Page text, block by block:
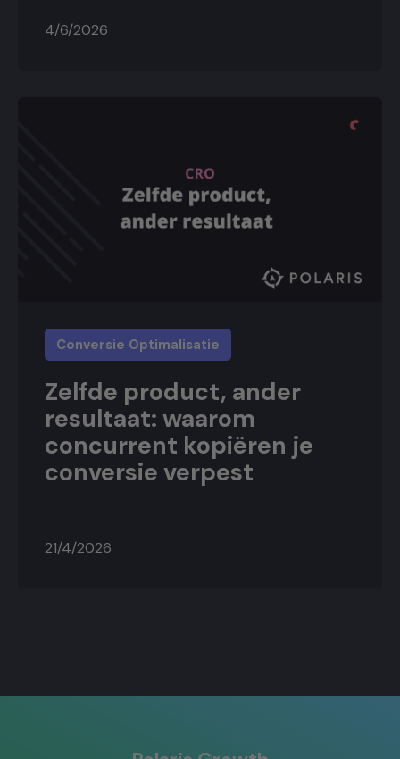
4/6/2026
Conversie Optimalisatie
Zelfde product, ander
resultaat: waarom
concurrent kopiëren je
conversie verpest
21/4/2026